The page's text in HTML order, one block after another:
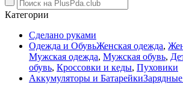
Категории
Сделано руками
Одежда и ОбувьЖенская одежда,
Мужская одежда, Мужская обувь,
обувь, Кроссовки и кеды, Пуховики
Аккумуляторы и Батарейки